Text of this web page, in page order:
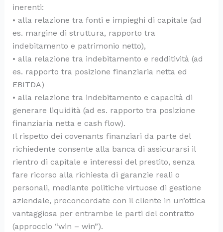
inerenti:
• alla relazione tra fonti e impieghi di capitale (ad
es. margine di struttura, rapporto tra
indebitamento e patrimonio netto),
• alla relazione tra indebitamento e redditività (ad
es. rapporto tra posizione finanziaria netta ed
EBITDA)
• alla relazione tra indebitamento e capacità di
generare liquidità (ad es. rapporto tra posizione
finanziaria netta e cash flow).
Il rispetto dei covenants finanziari da parte del
richiedente consente alla banca di assicurarsi il
rientro di capitale e interessi del prestito, senza
fare ricorso alla richiesta di garanzie reali o
personali, mediante politiche virtuose di gestione
aziendale, preconcordate con il cliente in un’ottica
vantaggiosa per entrambe le parti del contratto
(approccio “win – win”).